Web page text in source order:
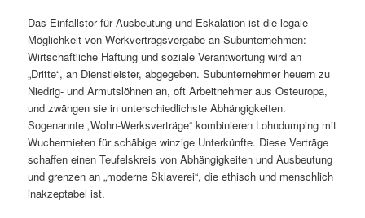
Das Einfallstor für Ausbeutung und Eskalation ist die legale
Möglichkeit von Werkvertragsvergabe an Subunternehmen:
Wirtschaftliche Haftung und soziale Verantwortung wird an
„Dritte“, an Dienstleister, abgegeben. Subunternehmer heuern zu
Niedrig- und Armutslöhnen an, oft Arbeitnehmer aus Osteuropa,
und zwängen sie in unterschiedlichste Abhängigkeiten.
Sogenannte „Wohn-Werksverträge“ kombinieren Lohndumping mit
Wuchermieten für schäbige winzige Unterkünfte. Diese Verträge
schaffen einen Teufelskreis von Abhängigkeiten und Ausbeutung
und grenzen an „moderne Sklaverei“, die ethisch und menschlich
inakzeptabel ist.